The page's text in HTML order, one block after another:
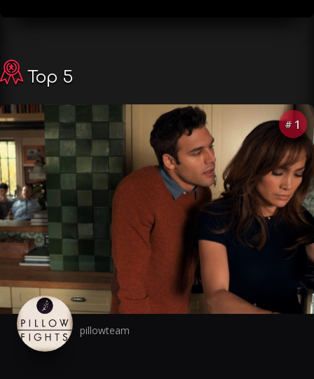
Top 5
# 1
pillowteam